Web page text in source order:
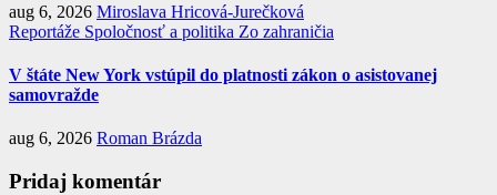
aug 6, 2026 Miroslava Hricová-Jurečková
Reportáže Spoločnosť a politika Zo zahraničia
V štáte New York vstúpil do platnosti zákon o asistovanej
samovražde
aug 6, 2026 Roman Brázda
Pridaj komentár